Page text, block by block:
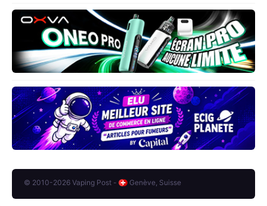
© 2010-2026 Vaping Post - Genève, Suisse